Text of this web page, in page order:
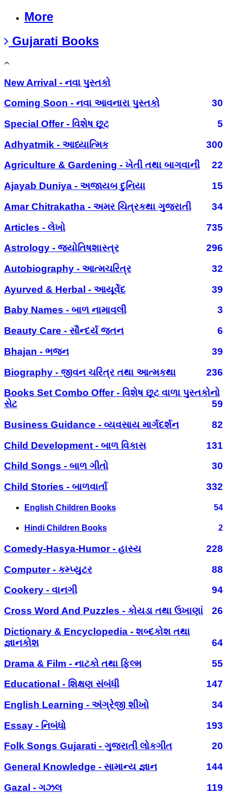
More
Gujarati Books
New Arrival - નવા પુસ્તકો
Coming Soon - નવા આવનારા પુસ્તકો
30
Special Offer - વિશેષ છૂટ
5
Adhyatmik - આધ્યાત્મિક
300
Agriculture & Gardening - ખેતી તથા બાગવાની
22
Ajayab Duniya - અજાયબ દુનિયા
15
Amar Chitrakatha - અમર ચિત્રકથા ગુજરાતી
34
Articles - લેખો
735
Astrology - જ્યોતિષશાસ્ત્ર
296
Autobiography - આત્મચરિત્ર
32
Ayurved & Herbal - આયૂર્વેદ
39
Baby Names - બાળ નામાવલી
3
Beauty Care - સૌન્દર્ય જતન
6
Bhajan - ભજન
39
Biography - જીવન ચરિત્ર તથા આત્મકથા
236
Books Set Combo Offer - વિશેષ છૂટ વાળા પુસ્તકોનો
સેટ
59
Business Guidance - વ્યવસાય માર્ગદર્શન
82
Child Development - બાળ વિકાસ
131
Child Songs - બાળ ગીતો
30
Child Stories - બાળવાર્તા
332
English Children Books 54
Hindi Children Books 2
Comedy-Hasya-Humor - હાસ્ય
228
Computer - કમ્પ્યુટર
88
Cookery - વાનગી
94
Cross Word And Puzzles - કોયડા તથા ઉખાણાં
26
Dictionary & Encyclopedia - શબ્દકોશ તથા
જ્ઞાનકોશ
64
Drama & Film - નાટકો તથા ફિલ્મ
55
Educational - શિક્ષણ સંબંધી
147
English Learning - અંગ્રેજી શીખો
34
Essay - નિબંધો
193
Folk Songs Gujarati - ગુજરાતી લોકગીત
20
General Knowledge - સામાન્ય જ્ઞાન
144
Gazal - ગઝલ
119